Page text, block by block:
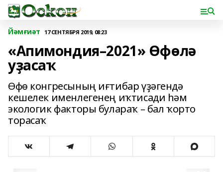
Йәмғиәт 17 СЕНТЯБРЯ 2019, 08:23
«Апимондия–2021» Өфөлә
уҙасаҡ
Өфө конгресының иғтибар үҙәгендә
кешелек именлегенең иҡтисади һәм
экологик факторы булараҡ – бал ҡорто
торасаҡ